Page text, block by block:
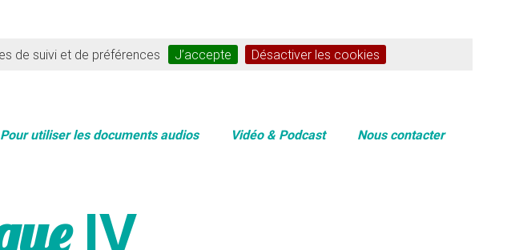
de suivi et de préférences J’accepte Désactiver les cookies
Pour utiliser les documents audios Vidéo & Podcast Nous contacter
IV